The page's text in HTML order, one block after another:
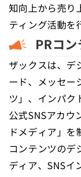
知向上から売り
ティング活動を
PRコ
ザックスは、デ
ード、メッセー
ツ」、インパク
公式SNSアカウ
ドメディア」
コンテンツのデ
ディア、SNSイ